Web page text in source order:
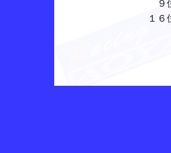
９位 白石 伸生
１６位 林 茂雄